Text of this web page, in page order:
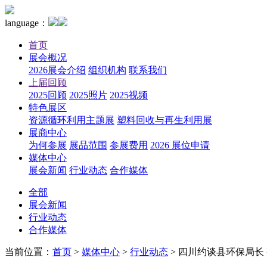
language：
首页
展会概况
2026展会介绍 组织机构 联系我们
上届回顾
2025回顾 2025照片 2025视频
特色展区
资源循环利用主题展 塑料回收与再生利用展
展商中心
为何参展 展品范围 参展费用 2026 展位申请
媒体中心
展会新闻 行业动态 合作媒体
全部
展会新闻
行业动态
合作媒体
当前位置： 首页 > 媒体中心 > 行业动态 > 四川约谈县环保局长